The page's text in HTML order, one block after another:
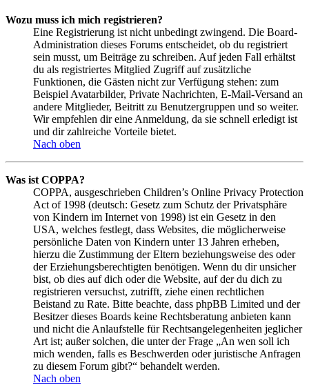
Wozu muss ich mich registrieren?
Eine Registrierung ist nicht unbedingt zwingend. Die Board-
Administration dieses Forums entscheidet, ob du registriert
sein musst, um Beiträge zu schreiben. Auf jeden Fall erhältst
du als registriertes Mitglied Zugriff auf zusätzliche
Funktionen, die Gästen nicht zur Verfügung stehen: zum
Beispiel Avatarbilder, Private Nachrichten, E-Mail-Versand an
andere Mitglieder, Beitritt zu Benutzergruppen und so weiter.
Wir empfehlen dir eine Anmeldung, da sie schnell erledigt ist
und dir zahlreiche Vorteile bietet.
Nach oben
Was ist COPPA?
COPPA, ausgeschrieben Children’s Online Privacy Protection
Act of 1998 (deutsch: Gesetz zum Schutz der Privatsphäre
von Kindern im Internet von 1998) ist ein Gesetz in den
USA, welches festlegt, dass Websites, die möglicherweise
persönliche Daten von Kindern unter 13 Jahren erheben,
hierzu die Zustimmung der Eltern beziehungsweise des oder
der Erziehungsberechtigten benötigen. Wenn du dir unsicher
bist, ob dies auf dich oder die Website, auf der du dich zu
registrieren versuchst, zutrifft, ziehe einen rechtlichen
Beistand zu Rate. Bitte beachte, dass phpBB Limited und der
Besitzer dieses Boards keine Rechtsberatung anbieten kann
und nicht die Anlaufstelle für Rechtsangelegenheiten jeglicher
Art ist; außer solchen, die unter der Frage „An wen soll ich
mich wenden, falls es Beschwerden oder juristische Anfragen
zu diesem Forum gibt?“ behandelt werden.
Nach oben